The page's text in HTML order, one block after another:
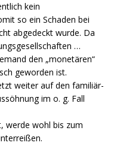
kein
so ein Schaden bei
abgedeckt wurde. Da
…
den „monetären“
geworden ist.
weiter auf den familiär-
im o. g. Fall
werde wohl bis zum